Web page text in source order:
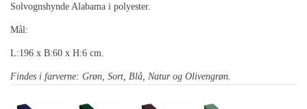
Solvognshynde Alabama i polyester.
Mål:
L:196 x B:60 x H:6 cm.
Findes i farverne: Grøn, Sort, Blå, Natur og Olivengrøn.